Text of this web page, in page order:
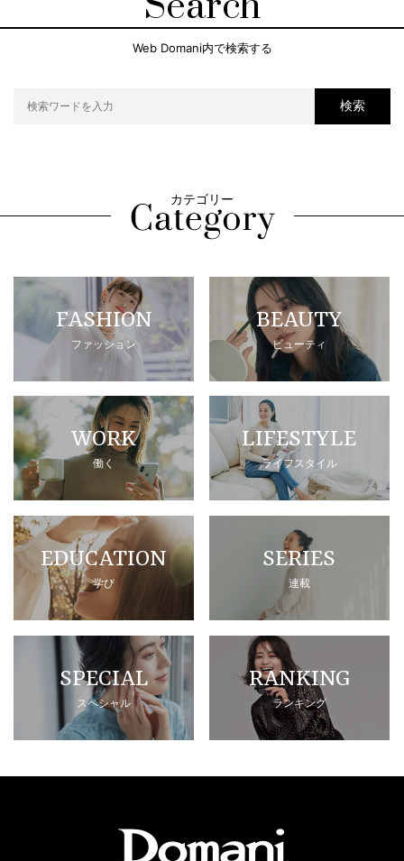
Web Domani内で検索する
検索
カテゴリー
FASHION
ファッション
BEAUTY
ビューティ
WORK
働く
LIFESTYLE
ライフスタイル
EDUCATION
学び
SERIES
連載
SPECIAL
スペシャル
RANKING
ランキング